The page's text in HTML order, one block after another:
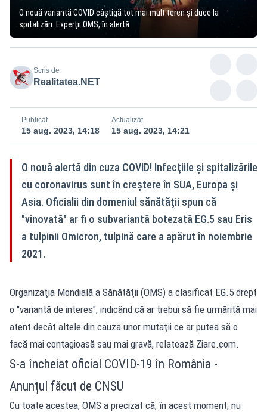
O nouă variantă COVID câștigă tot mai mult teren și duce la
spitalizări. Experții OMS, în alertă
Scris de
Realitatea.NET
Publicat
15 aug. 2023, 14:18
Actualizat
15 aug. 2023, 14:21
O nouă alertă din cuza COVID! Infecţiile şi spitalizările
cu coronavirus sunt în creştere în SUA, Europa şi
Asia. Oficialii din domeniul sănătăţii spun că
"vinovată" ar fi o subvariantă botezată EG.5 sau Eris
a tulpinii Omicron, tulpină care a apărut în noiembrie
2021.
Organizaţia Mondială a Sănătăţii (OMS) a clasificat EG.5 drept
o "variantă de interes", indicând că ar trebui să fie urmărită mai
atent decât altele din cauza unor mutaţii ce ar putea să o
facă mai contagioasă sau mai gravă, relatează Ziare.com.
S-a încheiat oficial COVID-19 în România -
Anunțul făcut de CNSU
Cu toate acestea, OMS a precizat că, în acest moment, nu